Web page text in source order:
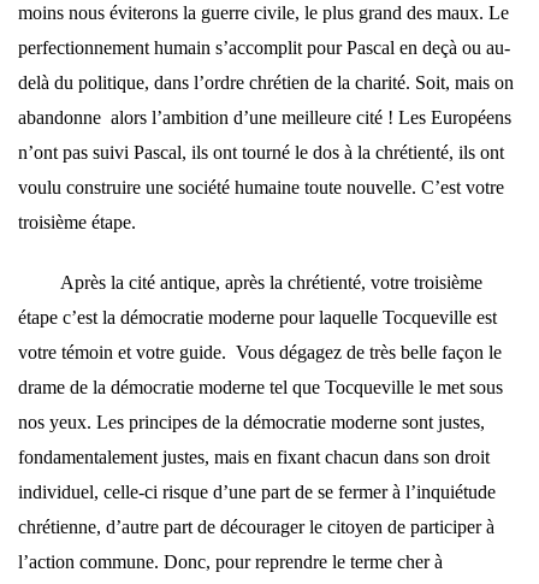
moins nous éviterons la guerre civile, le plus grand des maux. Le
perfectionnement humain s’accomplit pour Pascal en deçà ou au-
delà du politique, dans l’ordre chrétien de la charité. Soit, mais on
abandonne alors l’ambition d’une meilleure cité ! Les Européens
n’ont pas suivi Pascal, ils ont tourné le dos à la chrétienté, ils ont
voulu construire une société humaine toute nouvelle. C’est votre
troisième étape.
Après la cité antique, après la chrétienté, votre troisième
étape c’est la démocratie moderne pour laquelle Tocqueville est
votre témoin et votre guide. Vous dégagez de très belle façon le
drame de la démocratie moderne tel que Tocqueville le met sous
nos yeux. Les principes de la démocratie moderne sont justes,
fondamentalement justes, mais en fixant chacun dans son droit
individuel, celle-ci risque d’une part de se fermer à l’inquiétude
chrétienne, d’autre part de décourager le citoyen de participer à
l’action commune. Donc, pour reprendre le terme cher à